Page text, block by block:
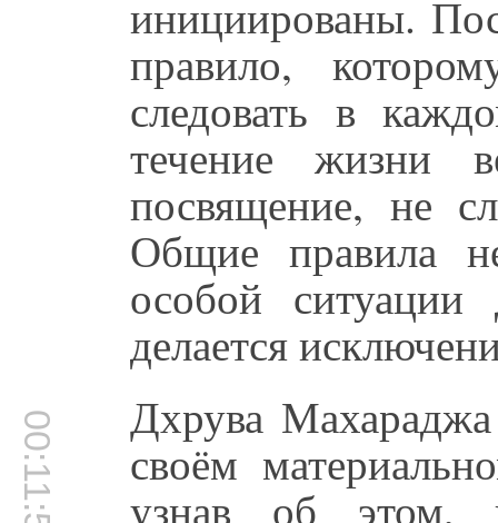
инициированы.
правило,
следовать в
течение жизни
посвящение, не
Общие правила
особой ситуации
делается
00:11:52 Дхрува
своём
узнав об этом,